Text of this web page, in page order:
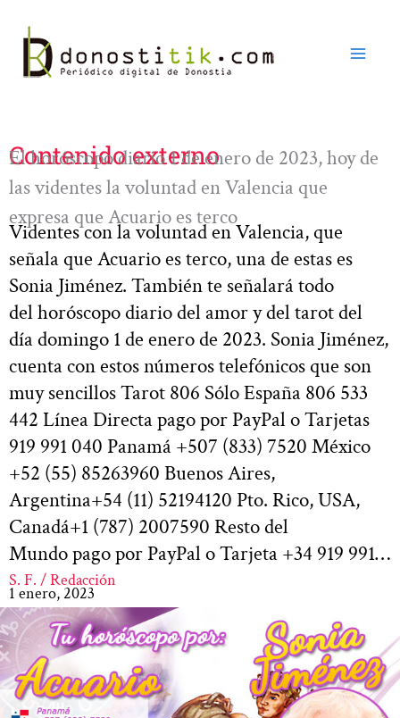
contenido
Contenido externo
El horóscopo diario 1 de enero de 2023, hoy de
las videntes la voluntad en Valencia que
expresa que Acuario es terco
Videntes con la voluntad en Valencia, que
señala que Acuario es terco, una de estas es
Sonia Jiménez. También te señalará todo
del horóscopo diario del amor y del tarot del
día domingo 1 de enero de 2023. Sonia Jiménez,
cuenta con estos números telefónicos que son
muy sencillos Tarot 806 Sólo España 806 533
442 Línea Directa pago por PayPal o Tarjetas
919 991 040 Panamá +507 (833) 7520 México
+52 (55) 85263960 Buenos Aires,
Argentina+54 (11) 52194120 Pto. Rico, USA,
Canadá+1 (787) 2007590 Resto del
Mundo pago por PayPal o Tarjeta +34 919 991…
S. F. / Redacción
1 enero, 2023